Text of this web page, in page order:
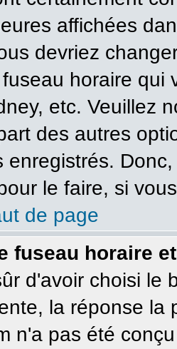
affichées
devriez
horaire qui
etc. Veuillez
des autres
enregistrés.
le faire, si
de page
fuseau horaire
d'avoir choisi le
la réponse la
n'a pas été